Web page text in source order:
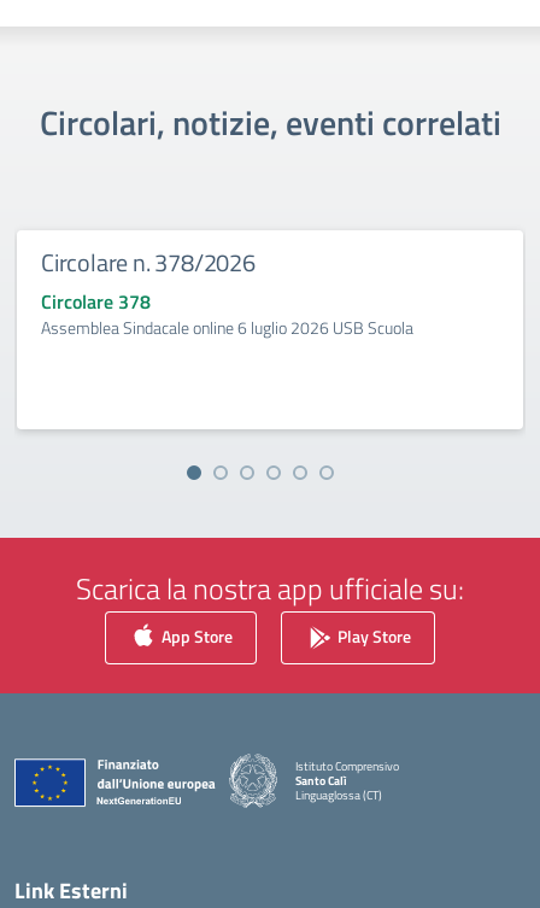
Circolari, notizie, eventi correlati
Circolare n. 378/2026
Circolare 378
Assemblea Sindacale online 6 luglio 2026 USB Scuola
Scarica la nostra app ufficiale su:
App Store Play Store
Istituto Comprensivo
Santo Calì
Linguaglossa (CT)
— Visita la pagina iniziale della scuola
Link Esterni